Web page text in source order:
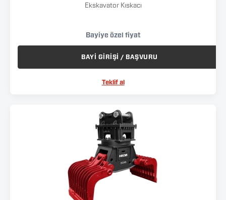
Ekskavator Kıskacı
Bayiye özel fiyat
BAYİ GİRİŞİ / BAŞVURU
Teklif al